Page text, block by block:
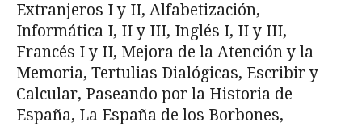
Extranjeros I y II, Alfabetización,
Informática I, II y III, Inglés I, II y III,
Francés I y II, Mejora de la Atención y la
Memoria, Tertulias Dialógicas, Escribir y
Calcular, Paseando por la Historia de
España, La España de los Borbones,